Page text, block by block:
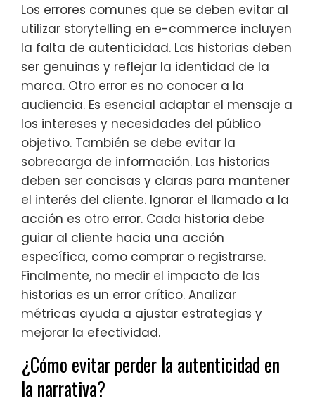
Los errores comunes que se deben evitar al
utilizar storytelling en e-commerce incluyen
la falta de autenticidad. Las historias deben
ser genuinas y reflejar la identidad de la
marca. Otro error es no conocer a la
audiencia. Es esencial adaptar el mensaje a
los intereses y necesidades del público
objetivo. También se debe evitar la
sobrecarga de información. Las historias
deben ser concisas y claras para mantener
el interés del cliente. Ignorar el llamado a la
acción es otro error. Cada historia debe
guiar al cliente hacia una acción
específica, como comprar o registrarse.
Finalmente, no medir el impacto de las
historias es un error crítico. Analizar
métricas ayuda a ajustar estrategias y
mejorar la efectividad.
¿Cómo evitar perder la autenticidad en
la narrativa?